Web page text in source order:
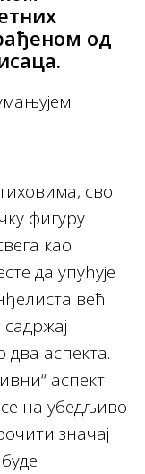
од
свог
фигуру
као
да упућује
већ
два аспекта.
аспект
на убедљиво
значај